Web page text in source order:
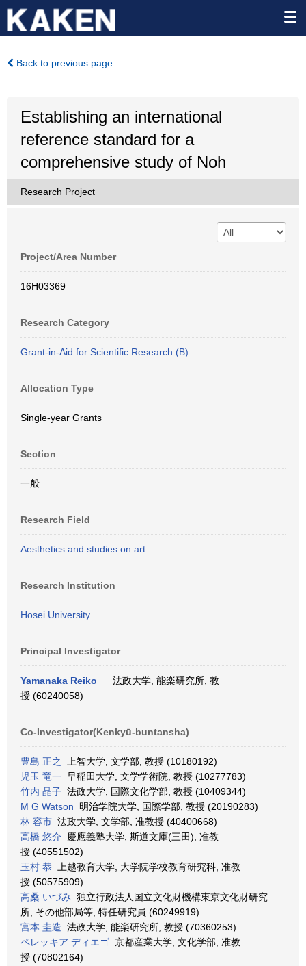
Back to previous page
Establishing an international
reference standard for a
comprehensive study of Noh
Research Project
Project/Area Number
16H03369
Research Category
Grant-in-Aid for Scientific Research (B)
Allocation Type
Single-year Grants
Section
一般
Research Field
Aesthetics and studies on art
Research Institution
Hosei University
Principal Investigator
Yamanaka Reiko
法政大学, 能楽研究所, 教
授 (60240058)
Co-Investigator(Kenkyū-buntansha)
豊島 正之
上智大学, 文学部, 教授 (10180192)
児玉 竜一 早稲田大学, 文学学術院, 教授 (10277783)
竹内 晶子 法政大学, 国際文化学部, 教授 (10409344)
M G Watson 明治学院大学, 国際学部, 教授 (20190283)
林 容市 法政大学, 文学部, 准教授 (40400668)
高橋 悠介 慶應義塾大学, 斯道文庫(三田), 准教
授 (40551502)
玉村 恭 上越教育大学, 大学院学校教育研究科, 准教
授 (50575909)
高桑 いづみ 独立行政法人国立文化財機構東京文化財研究
所, その他部局等, 特任研究員 (60249919)
宮本 圭造 法政大学, 能楽研究所, 教授 (70360253)
ペレッキア ディエゴ 京都産業大学, 文化学部, 准教
授 (70802164)